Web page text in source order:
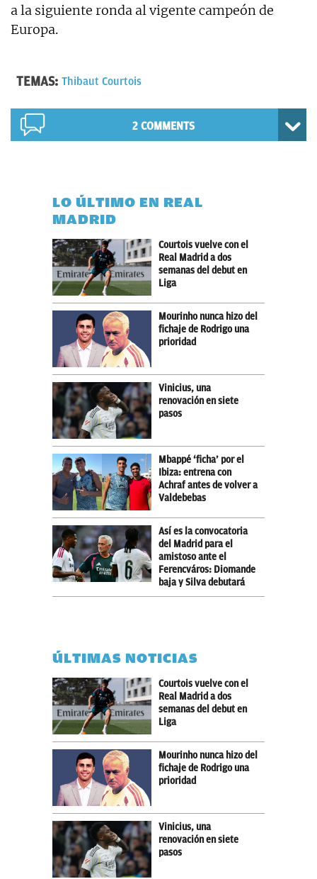
a la siguiente ronda al vigente campeón de
Europa.
TEMAS: Thibaut Courtois
2 COMMENTS
LO ÚLTIMO EN REAL
MADRID
Courtois vuelve con el
Real Madrid a dos
semanas del debut en
Liga
Mourinho nunca hizo del
fichaje de Rodrigo una
prioridad
Vinicius, una
renovación en siete
pasos
Mbappé ‘ficha’ por el
Ibiza: entrena con
Achraf antes de volver a
Valdebebas
Así es la convocatoria
del Madrid para el
amistoso ante el
Ferencváros: Diomande
baja y Silva debutará
ÚLTIMAS NOTICIAS
Courtois vuelve con el
Real Madrid a dos
semanas del debut en
Liga
Mourinho nunca hizo del
fichaje de Rodrigo una
prioridad
Vinicius, una
renovación en siete
pasos